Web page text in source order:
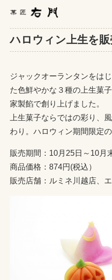
ハロウィン上生を販
ジャックオーランタンをは
た色鮮やかな３種の上生菓
家製餡で創り上げました。
上生菓子ならではの彩り、
わり。ハロウィン期間限定
販売期間：10月25日～10月
商品価格：874円(税込）
販売店舗：ルミネ川越店、